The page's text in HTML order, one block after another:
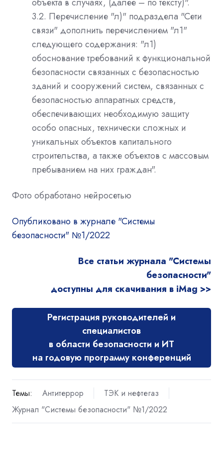
3.2. Перечисление "л)" подраздела "Сети
связи" дополнить перечислением "л1"
следующего содержания: "л1)
обоснование требований к функциональной
безопасности связанных с безопасностью
зданий и сооружений систем, связанных с
безопасностью аппаратных средств,
обеспечивающих необходимую защиту
особо опасных, технически сложных и
уникальных объектов капитального
строительства, а также объектов с массовым
пребыванием на них граждан".
Фото обработано нейросетью
Опубликовано в журнале "Системы
безопасности" №1/2022
Все статьи журнала "Системы
безопасности"
доступны для скачивания в iMag >>
Регистрация руководителей и
специалистов
в области безопасности и ИТ
на годовую программу конференций
Темы: Антитеррор
ТЭК и нефтегаз
Журнал "Системы безопасности" №1/2022